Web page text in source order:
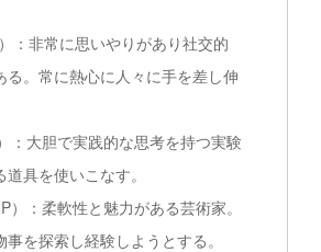
：非常に思いやりがあり社交的
る。常に熱心に人々に手を差し伸
：大胆で実践的な思考を持つ実験
具を使いこなす。
）：柔軟性と魅力がある芸術家。
を探索し経験しようとする。